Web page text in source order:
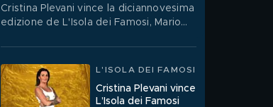
Cristina Plevani vince la diciannovesima
edizione de L'Isola dei Famosi, Mario
mentre Jey Lillo è il terzo classificato.
L'ISOLA DEI FAMOSI
Cristina Plevani vince
L’Isola dei Famosi